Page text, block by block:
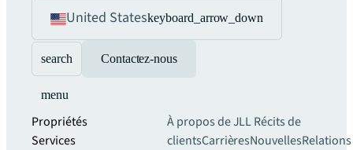
United Stateskeyboard_arrow_down
search Contactez-nous
menu
Propriétés
Services
À propos de JLLRécits de
clientsCarrièresNouvellesRelations